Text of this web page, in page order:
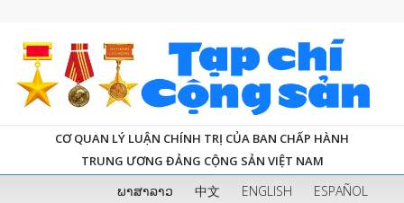
CƠ QUAN LÝ LUẬN CHÍNH TRỊ CỦA BAN CHẤP HÀNH
TRUNG ƯƠNG ĐẢNG CỘNG SẢN VIỆT NAM
ພາສາລາວ 中文 ENGLISH
ESPAÑOL